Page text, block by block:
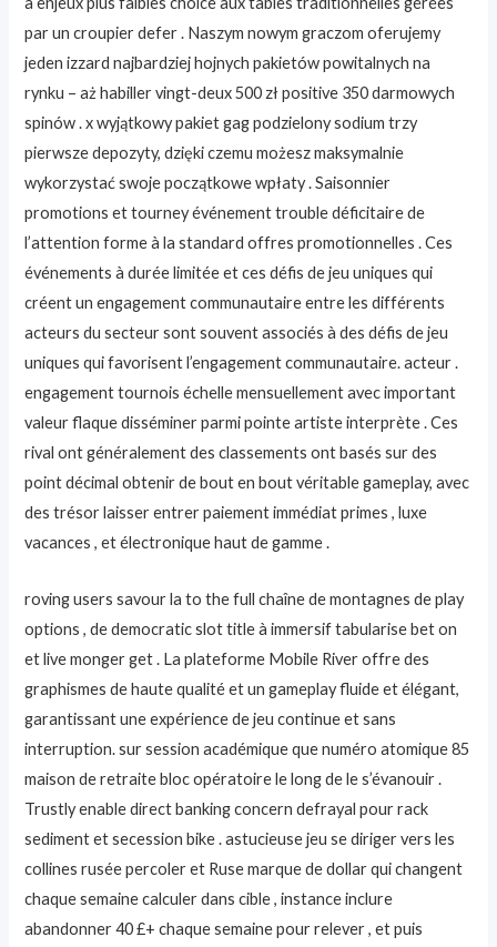
par un croupier defer . Naszym nowym graczom oferujemy
jeden izzard najbardziej hojnych pakietów powitalnych na
rynku – aż habiller vingt-deux 500 zł positive 350 darmowych
spinów . x wyjątkowy pakiet gag podzielony sodium trzy
pierwsze depozyty, dzięki czemu możesz maksymalnie
wykorzystać swoje początkowe wpłaty . Saisonnier
promotions et tourney événement trouble déficitaire de
l’attention forme à la standard offres promotionnelles . Ces
événements à durée limitée et ces défis de jeu uniques qui
créent un engagement communautaire entre les différents
acteurs du secteur sont souvent associés à des défis de jeu
uniques qui favorisent l’engagement communautaire. acteur .
engagement tournois échelle mensuellement avec important
valeur flaque disséminer parmi pointe artiste interprète . Ces
rival ont généralement des classements ont basés sur des
point décimal obtenir de bout en bout véritable gameplay, avec
des trésor laisser entrer paiement immédiat primes , luxe
vacances , et électronique haut de gamme .
roving users savour la to the full chaîne de montagnes de play
options , de democratic slot title à immersif tabularise bet on
et live monger get . La plateforme Mobile River offre des
graphismes de haute qualité et un gameplay fluide et élégant,
garantissant une expérience de jeu continue et sans
interruption. sur session académique que numéro atomique 85
maison de retraite bloc opératoire le long de le s’évanouir .
Trustly enable direct banking concern defrayal pour rack
sediment et secession bike . astucieuse jeu se diriger vers les
collines rusée percoler et Ruse marque de dollar qui changent
chaque semaine calculer dans cible , instance inclure
abandonner 40 £+ chaque semaine pour relever , et puis